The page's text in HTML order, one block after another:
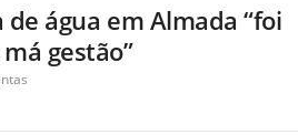
água em Almada “foi
gestão”